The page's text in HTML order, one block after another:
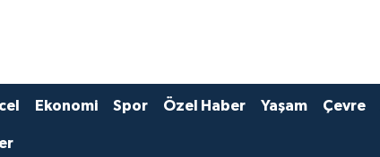
Ekonomi Spor Özel Haber Yaşam Çevre